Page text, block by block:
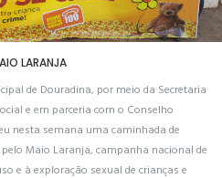
LARANJA
de Douradina, por meio da Secretaria
e em parceria com o Conselho
nesta semana uma caminhada de
Maio Laranja, campanha nacional de
e à exploração sexual de crianças e